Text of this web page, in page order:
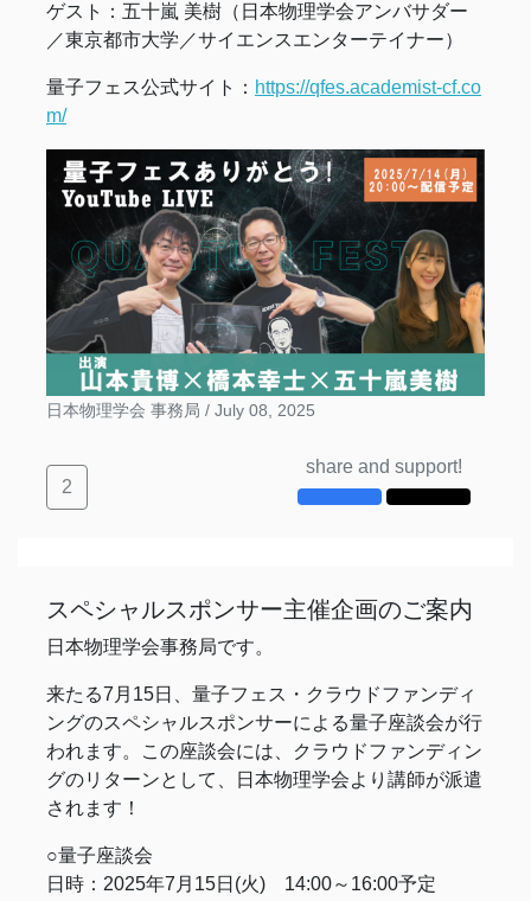
ゲスト：五十嵐 美樹（日本物理学会アンバサダー
／東京都市大学／サイエンスエンターテイナー）
量子フェス公式サイト： https://qfes.academist-cf.co
m/
日本物理学会 事務局 / July 08, 2025
2
share and support!
スペシャルスポンサー主催企画のご案内
日本物理学会事務局です。
来たる7月15日、量子フェス・クラウドファンディ
ングのスペシャルスポンサーによる量子座談会が行
われます。この座談会には、クラウドファンディン
グのリターンとして、日本物理学会より講師が派遣
されます！
○量子座談会
日時：2025年7月15日(火) 14:00～16:00予定